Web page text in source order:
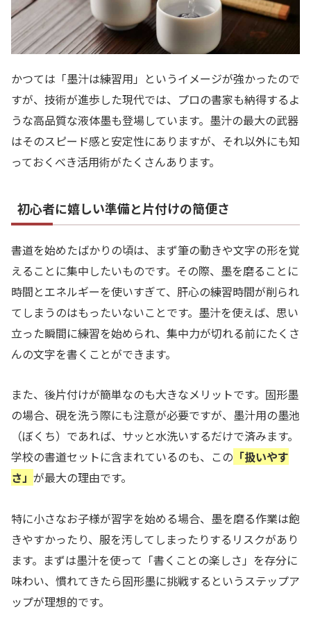
かつては「墨汁は練習用」というイメージが強かったので
すが、技術が進歩した現代では、プロの書家も納得するよ
うな高品質な液体墨も登場しています。墨汁の最大の武器
はそのスピード感と安定性にありますが、それ以外にも知
っておくべき活用術がたくさんあります。
初心者に嬉しい準備と片付けの簡便さ
書道を始めたばかりの頃は、まず筆の動きや文字の形を覚
えることに集中したいものです。その際、墨を磨ることに
時間とエネルギーを使いすぎて、肝心の練習時間が削られ
てしまうのはもったいないことです。墨汁を使えば、思い
立った瞬間に練習を始められ、集中力が切れる前にたくさ
んの文字を書くことができます。
また、後片付けが簡単なのも大きなメリットです。固形墨
の場合、硯を洗う際にも注意が必要ですが、墨汁用の墨池
（ぼくち）であれば、サッと水洗いするだけで済みます。
学校の書道セットに含まれているのも、この 「扱いやす
さ」 が最大の理由です。
特に小さなお子様が習字を始める場合、墨を磨る作業は飽
きやすかったり、服を汚してしまったりするリスクがあり
ます。まずは墨汁を使って「書くことの楽しさ」を存分に
味わい、慣れてきたら固形墨に挑戦するというステップア
ップが理想的です。